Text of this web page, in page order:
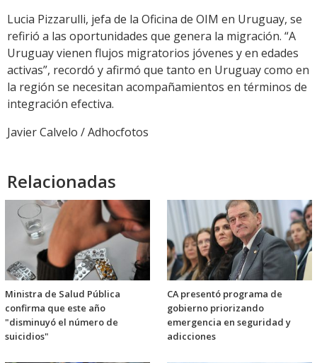
Lucia Pizzarulli, jefa de la Oficina de OIM en Uruguay, se
refirió a las oportunidades que genera la migración. “A
Uruguay vienen flujos migratorios jóvenes y en edades
activas”, recordó y afirmó que tanto en Uruguay como en
la región se necesitan acompañamientos en términos de
integración efectiva.
Javier Calvelo / Adhocfotos
Relacionadas
Ministra de Salud Pública
confirma que este año
"disminuyó el número de
suicidios"
CA presentó programa de
gobierno priorizando
emergencia en seguridad y
adicciones